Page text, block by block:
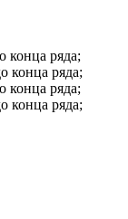
конца ряда;
конца ряда;
конца ряда;
конца ряда;